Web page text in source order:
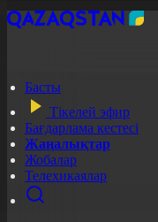
Басты
Тікелей эфир
Бағдарлама кестесі
Жаңалықтар
Жобалар
Телехикаялар